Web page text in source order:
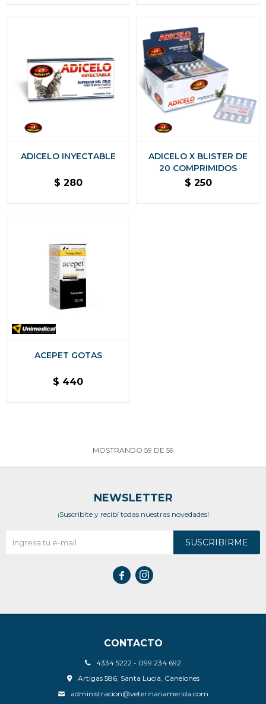
ADICELO INYECTABLE
$ 280
ADICELO X BLISTER DE
20 COMPRIMIDOS
$ 250
ACEPET GOTAS
$ 440
MOSTRANDO 59 DE 59
CONTACTO
4334 5222 - 099 234 692
Artigas 586, Santa Lucia, Canelones
administracion@veterinariamerida.com
NEWSLETTER
¡Suscribite y recibí todas nuestras novedades!
SUSCRIBIRME
 